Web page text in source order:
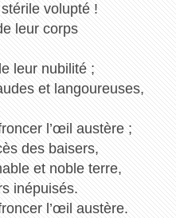
volupté !
leur corps
leur nubilité ;
et langoureuses,
l’œil austère ;
des baisers,
et noble terre,
inépuisés.
l’œil austère.